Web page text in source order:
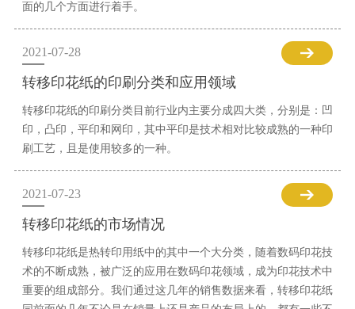
面的几个方面进行着手。
2021-07-28
转移印花纸的印刷分类和应用领域
转移印花纸的印刷分类目前行业内主要分成四大类，分别是：凹
印，凸印，平印和网印，其中平印是技术相对比较成熟的一种印
刷工艺，且是使用较多的一种。
2021-07-23
转移印花纸的市场情况
转移印花纸是热转印用纸中的其中一个大分类，随着数码印花技
术的不断成熟，被广泛的应用在数码印花领域，成为印花技术中
重要的组成部分。我们通过这几年的销售数据来看，转移印花纸